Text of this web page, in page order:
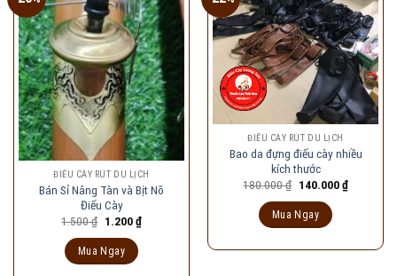
ĐIẾU CÀY RÚT DU LỊCH
Bán Sỉ Nâng Tàn và Bịt Nõ
Điếu Cày
1.500₫ Giá
1.500 ₫.
1.200₫Giá
hiện
Mua Ngay
ĐIẾU CÀY RÚT DU LỊCH
Bao da đựng điếu cày nhiều
kích thước
180.000₫ Giá
180.000 ₫.
140.000₫Giá
hiện
Mua Ngay